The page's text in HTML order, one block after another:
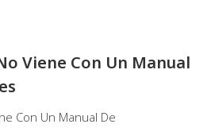
Viene Con Un Manual
Con Un Manual De